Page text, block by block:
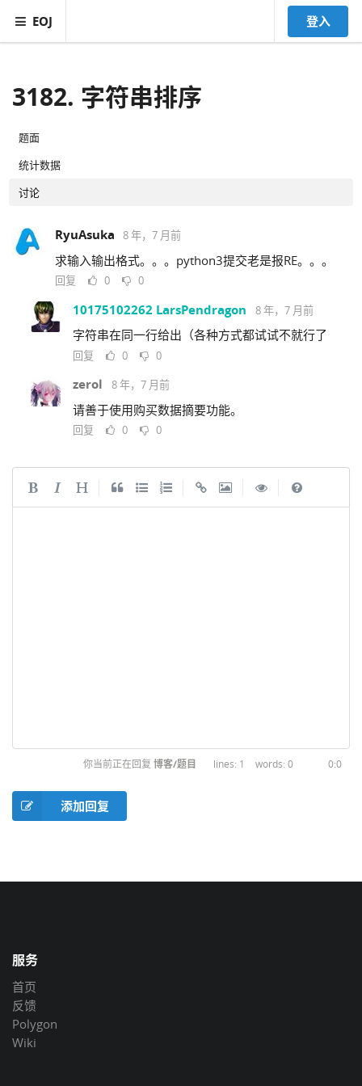
EOJ 登入
3182. 字符串排序
题面
统计数据
讨论
RyuAsuka 8 年，7 月前
求输入输出格式。。。python3提交老是报RE。。。
回复 0 0
10175102262 LarsPendragon 8 年，7 月前
字符串在同一行给出（各种方式都试试不就行了
回复 0 0
zerol 8 年，7 月前
请善于使用购买数据摘要功能。
回复 0 0
你当前正在回复 博客/题目 1 0 0:0
添加回复
服务
首页
反馈
Polygon
Wiki